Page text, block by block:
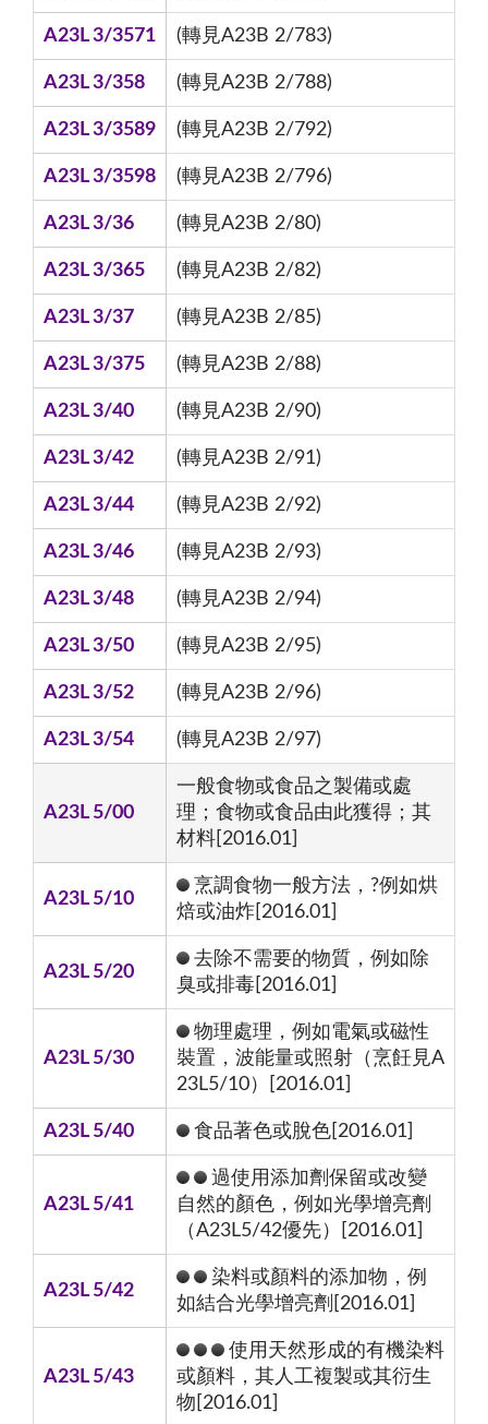
A23L 3/3571 (轉見A23B 2/783)
A23L 3/358 (轉見A23B 2/788)
A23L 3/3589 (轉見A23B 2/792)
A23L 3/3598 (轉見A23B 2/796)
A23L 3/36 (轉見A23B 2/80)
A23L 3/365 (轉見A23B 2/82)
A23L 3/37 (轉見A23B 2/85)
A23L 3/375 (轉見A23B 2/88)
A23L 3/40 (轉見A23B 2/90)
A23L 3/42 (轉見A23B 2/91)
A23L 3/44 (轉見A23B 2/92)
A23L 3/46 (轉見A23B 2/93)
A23L 3/48 (轉見A23B 2/94)
A23L 3/50 (轉見A23B 2/95)
A23L 3/52 (轉見A23B 2/96)
A23L 3/54 (轉見A23B 2/97)
A23L 5/00
一般食物或食品之製備或處
理；食物或食品由此獲得；其
材料[2016.01]
A23L 5/10
烹調食物一般方法，?例如烘
焙或油炸[2016.01]
A23L 5/20
去除不需要的物質，例如除
臭或排毒[2016.01]
A23L 5/30
物理處理，例如電氣或磁性
裝置，波能量或照射（烹飪見A
23L5/10）[2016.01]
A23L 5/40 食品著色或脫色[2016.01]
A23L 5/41
過使用添加劑保留或改變
自然的顏色，例如光學增亮劑
（A23L5/42優先）[2016.01]
A23L 5/42
染料或顏料的添加物，例
如結合光學增亮劑[2016.01]
A23L 5/43
使用天然形成的有機染料
或顏料，其人工複製或其衍生
物[2016.01]